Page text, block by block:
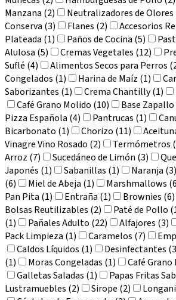
Manzana (2)
Neutralizadores de Olores
Conserva (3)
Flanes (2)
Accesorios
Plateada (1)
Paños de Cocina (5)
Alulosa (5)
Cremas Vegetales (12)
Suflé (4)
Alimentos Secos para Perros
Congelados (1)
Harina de Maíz (1)
Saborizantes (1)
Crema Chantilly (1)
Café Grano Molido (10)
Base Zapallo
Pizza Española (4)
Pantrucas (1)
Bicarbonato (1)
Chorizo (11)
Vinagre Vino Rosado (2)
Termómetros
Arroz (7)
Sucedáneo de Limón (3)
Japonés (1)
Sabanillas (1) Naranja (3)
(6)
Miel de Abeja (1) Marshmallows
Pan Pita (1)
Entraña (1) Brownies (6)
Bolsas Reutilizables (2)
Paté de Pollo
(1)
Pañales Adulto (22) Alfajores (3)
Pack Limpieza (1)
Caramelos (7)
Caldos Líquidos (1)
Desinfectantes
(1)
Moras Congeladas (1)
Café
Galletas Saladas (1)
Papas Fritas
Lustramuebles (2)
Sirope (2)